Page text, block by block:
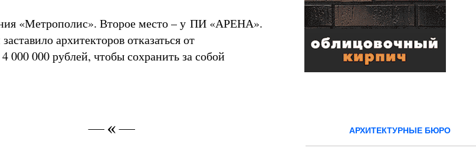
«Метрополис». Второе место – у ПИ «АРЕНА».
архитекторов отказаться от
000 000 рублей, чтобы сохранить за собой
АРХИТЕКТУРНЫЕ БЮРО